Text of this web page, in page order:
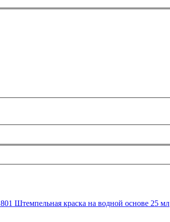
801 Штемпельная краска на водной основе 25 мл